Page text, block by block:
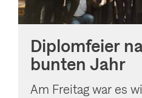
Diplomfeier
bunten Jahr
Am Freitag war es